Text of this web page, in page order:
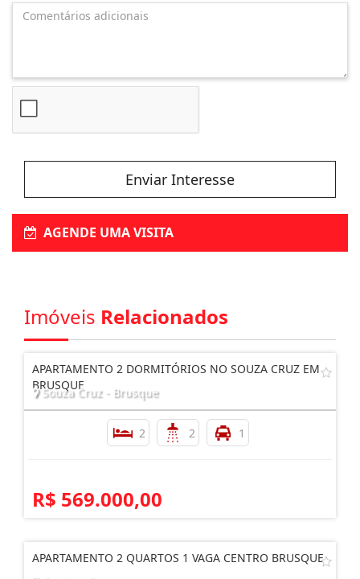
Enviar Interesse
AGENDE UMA VISITA
Imóveis Relacionados
APARTAMENTO 2 DORMITÓRIOS NO SOUZA CRUZ EM
BRUSQUE
Souza Cruz - Brusque
2 2 1
R$ 569.000,00
APARTAMENTO 2 QUARTOS 1 VAGA CENTRO BRUSQUE